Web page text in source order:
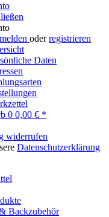
oderregistrieren
Daten
0 0,00 € *
widerrufen
Datenschutzerklärung
Backzubehör